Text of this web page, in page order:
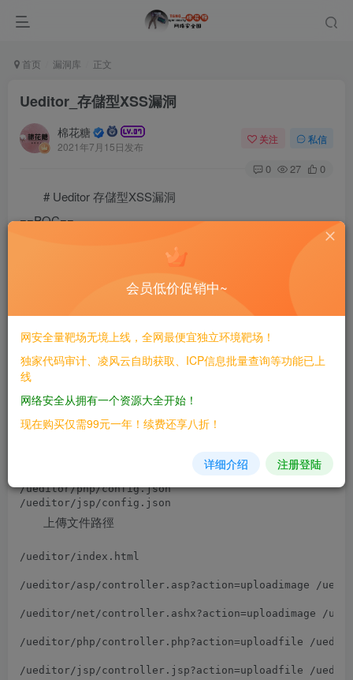
首页 漏洞库 正文
Ueditor_存儲型XSS漏洞
棉花糖
2021年7月15日发布
关注 私信
0 27 0
# Ueditor 存儲型XSS漏洞
==POC==
Ueditor 默認支持上傳 xml ：config.json可以查看支持上
傳的後綴
/ueditor/php/config.json
上傳文件路徑
/ueditor/index.html
/ueditor/asp/controller.asp?action=uploadimage /
/ueditor/net/controller.ashx?action=uploadimage /
/ueditor/php/controller.php?action=uploadfile /
会员低价促销中~
网安全量靶场无境上线，全网最便宜独立环境靶场！
独家代码审计、凌风云自助获取、ICP信息批量查询等功能已上
线
网络安全从拥有一个资源大全开始！
现在购买仅需99元一年！续费还享八折！
详细介绍 注册登陆